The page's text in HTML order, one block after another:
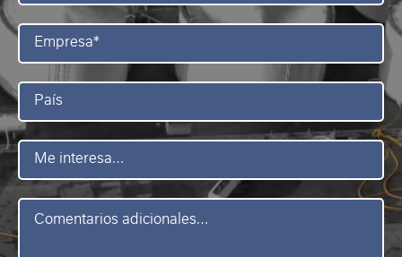
Empresa
País
Me
interesa
Mensaje